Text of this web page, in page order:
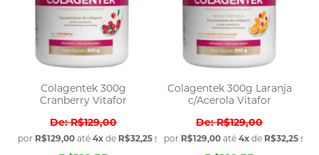
Colagentek 300g
Cranberry Vitafor
R$129,00
por R$129,00 até 4x de R$32,25 sem juros
Colagentek 300g Laranja
c/Acerola Vitafor
R$129,00
por R$129,00até 4xde R$32,25